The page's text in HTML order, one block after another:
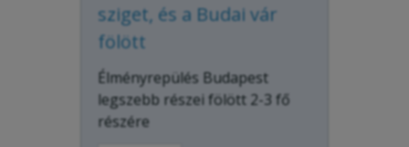
sziget, és a Budai vár
fölött
Élményrepülés Budapest
legszebb részei fölött 2-3 fő
részére